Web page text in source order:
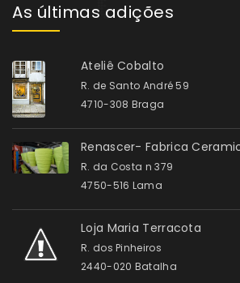
As últimas adições
Ateliê Cobalto
R. de Santo André 59
4710-308 Braga
Renascer- Fabrica
R. da Costa n 379
4750-516 Lama
Loja Maria Terracota
R. dos Pinheiros
2440-020 Batalha